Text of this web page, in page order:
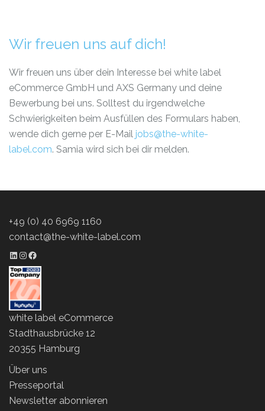
Wir freuen uns auf dich!
Wir freuen uns über dein Interesse bei white label
eCommerce GmbH und AXS Germany und deine
Bewerbung bei uns. Solltest du irgendwelche
Schwierigkeiten beim Ausfüllen des Formulars haben,
wende dich gerne per E-Mail jobs@the-white-
label.com. Samia wird sich bei dir melden.
+49 (0) 40 6969 1160
contact@the-white-label.com
LinkedIn Profil
Instagram Profil
Facebook Profil
white label eCommerce
Stadthausbrücke 12
20355 Hamburg
Über uns
Presseportal
Newsletter abonnieren